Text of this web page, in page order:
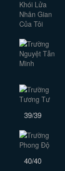
39/39
40/40